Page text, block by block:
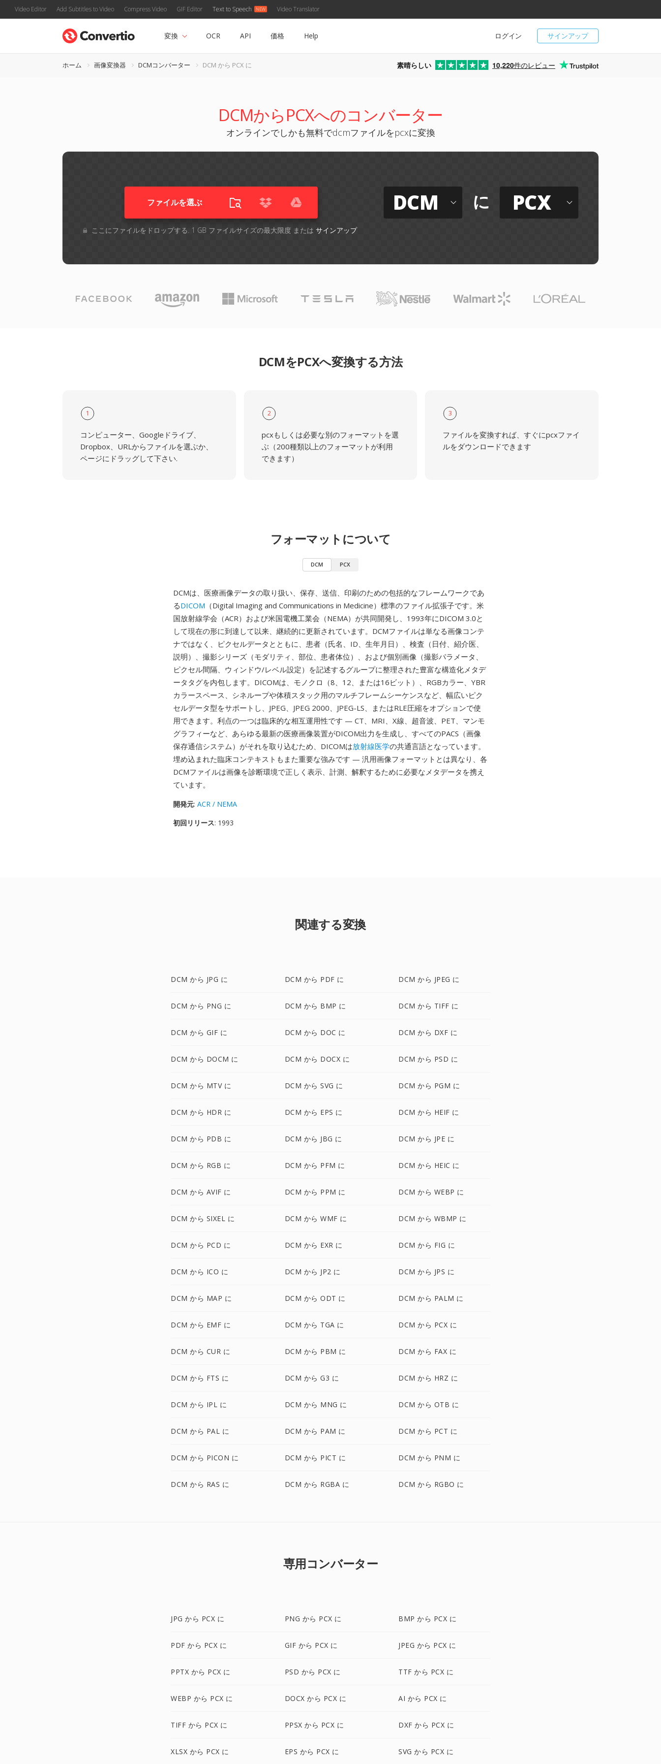
Video Editor Add Subtitles to Video Compress Video GIF Editor Text to Speech Video Translator
サインアップ
ログイン
変換 OCR API 価格 Help
ホーム 画像変換器 DCMコンバーター DCM から PCX に 素晴らしい 10,220件のレビュー
DCMからPCXへのコンバーター
オンラインでしかも無料でdcmファイルをpcxに変換
ファイルを選ぶ
ここにファイルをドロップする. 1 GB ファイルサイズの最大限度 または サインアップ
DCM に PCX
DCMをPCXへ変換する方法
1
コンピューター、Googleドライブ、
Dropbox、URLからファイルを選ぶか、
ページにドラッグして下さい.
2
pcxもしくは必要な別のフォーマットを選
ぶ（200種類以上のフォーマットが利用
できます）
3
ファイルを変換すれば、すぐにpcxファイ
ルをダウンロードできます
フォーマットについて
DCM PCX
DCMは、医療画像データの取り扱い、保存、送信、印刷のための包括的なフレームワークであ
るDICOM （Digital Imaging and Communications in Medicine）標準のファイル拡張子です。米
国放射線学会（ACR）および米国電機工業会（NEMA）が共同開発し、1993年にDICOM 3.0と
して現在の形に到達して以来、継続的に更新されています。DCMファイルは単なる画像コンテ
ナではなく、ピクセルデータとともに、患者（氏名、ID、生年月日）、検査（日付、紹介医、
説明）、撮影シリーズ（モダリティ、部位、患者体位）、および個別画像（撮影パラメータ、
ピクセル間隔、ウィンドウ/レベル設定）を記述するグループに整理された豊富な構造化メタデ
ータタグを内包します。DICOMは、モノクロ（8、12、または16ビット）、RGBカラー、YBR
カラースペース、シネループや体積スタック用のマルチフレームシーケンスなど、幅広いピク
セルデータ型をサポートし、JPEG、JPEG 2000、JPEG-LS、またはRLE圧縮をオプションで使
用できます。利点の一つは臨床的な相互運用性です — CT、MRI、X線、超音波、PET、マンモ
グラフィーなど、あらゆる最新の医療画像装置がDICOM出力を生成し、すべてのPACS（画像
保存通信システム）がそれを取り込むため、DICOMは放射線医学の共通言語となっています。
埋め込まれた臨床コンテキストもまた重要な強みです — 汎用画像フォーマットとは異なり、各
DCMファイルは画像を診断環境で正しく表示、計測、解釈するために必要なメタデータを携え
ています。
開発元: ACR / NEMA
初回リリース: 1993
関連する変換
DCM から JPG に DCM から PDF に DCM から JPEG に
DCM から PNG に DCM から BMP に DCM から TIFF に
DCM から GIF に DCM から DOC に DCM から DXF に
DCM から DOCM に DCM から DOCX に DCM から PSD に
DCM から MTV に DCM から SVG に DCM から PGM に
DCM から HDR に DCM から EPS に DCM から HEIF に
DCM から PDB に DCM から JBG に DCM から JPE に
DCM から RGB に DCM から PFM に DCM から HEIC に
DCM から AVIF に DCM から PPM に DCM から WEBP に
DCM から SIXEL に DCM から WMF に DCM から WBMP に
DCM から PCD に DCM から EXR に DCM から FIG に
DCM から ICO に DCM から JP2 に DCM から JPS に
DCM から MAP に DCM から ODT に DCM から PALM に
DCM から EMF に DCM から TGA に DCM から PCX に
DCM から CUR に DCM から PBM に DCM から FAX に
DCM から FTS に DCM から G3 に DCM から HRZ に
DCM から IPL に DCM から MNG に DCM から OTB に
DCM から PAL に DCM から PAM に DCM から PCT に
DCM から PICON に DCM から PICT に DCM から PNM に
DCM から RAS に DCM から RGBA に DCM から RGBO に
専用コンバーター
JPG から PCX に PNG から PCX に BMP から PCX に
PDF から PCX に GIF から PCX に JPEG から PCX に
PPTX から PCX に PSD から PCX に TTF から PCX に
WEBP から PCX に DOCX から PCX に AI から PCX に
TIFF から PCX に PPSX から PCX に DXF から PCX に
XLSX から PCX に EPS から PCX に SVG から PCX に